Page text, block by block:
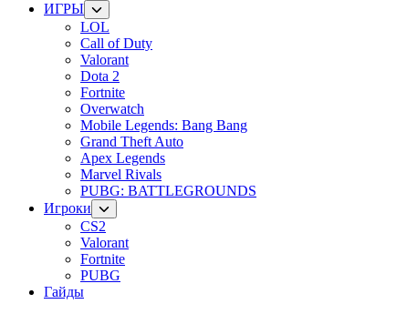
ИГРЫ
LOL
Call of Duty
Valorant
Dota 2
Fortnite
Overwatch
Mobile Legends: Bang Bang
Grand Theft Auto
Apex Legends
Marvel Rivals
PUBG: BATTLEGROUNDS
Игроки
CS2
Valorant
Fortnite
PUBG
Гайды